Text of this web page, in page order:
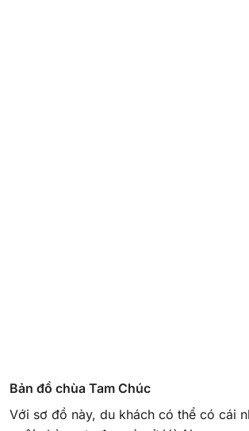
Bản đồ chùa Tam Chúc
Với sơ đồ này, du khách có thể có cái